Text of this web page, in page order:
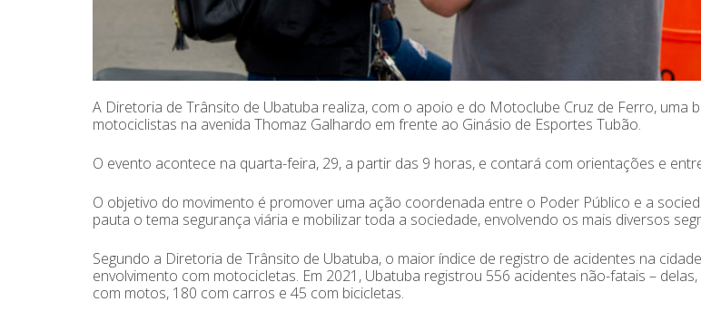
A Diretoria de Trânsito de Ubatuba realiza, com o apoio e do Motoclube Cruz de Ferro, uma
motociclistas na avenida Thomaz Galhardo em frente ao Ginásio de Esportes Tubão.
O evento acontece na quarta-feira, 29, a partir das 9 horas, e contará com orientações e
O objetivo do movimento é promover uma ação coordenada entre o Poder Público e a
pauta o tema segurança viária e mobilizar toda a sociedade, envolvendo os mais diversos
Segundo a Diretoria de Trânsito de Ubatuba, o maior índice de registro de acidentes na
envolvimento com motocicletas. Em 2021, Ubatuba registrou 556 acidentes não-fatais –
com motos, 180 com carros e 45 com bicicletas.